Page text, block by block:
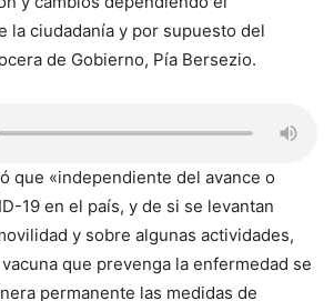
la ciudadanía y por supuesto del
de Gobierno, Pía Bersezio.
que «independiente del avance o
19 en el país, y de si se levantan
y sobre algunas actividades,
que prevenga la enfermedad se
permanente las medidas de